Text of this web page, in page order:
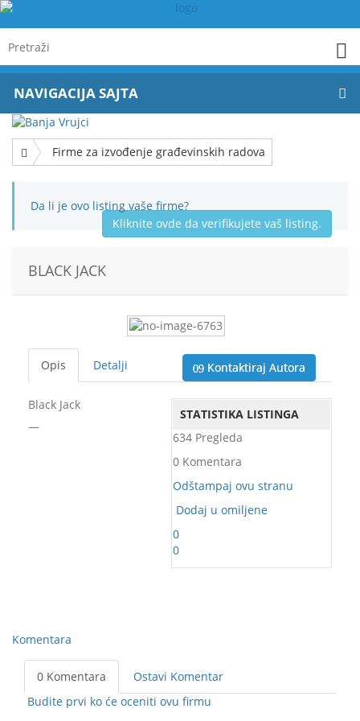
NAVIGACIJA SAJTA
Firme za izvođenje građevinskih radova
Da li je ovo listing vaše firme?
Kliknite ovde da verifikujete vaš listing.
BLACK JACK
Kontaktiraj Autora
Opis Detalji
STATISTIKA LISTINGA
634 Pregleda
0 Komentara
Odštampaj ovu stranu
Dodaj u omiljene
0
0
Black Jack
—
Komentara
0 Komentara
Ostavi Komentar
Budite prvi ko će oceniti ovu firmu